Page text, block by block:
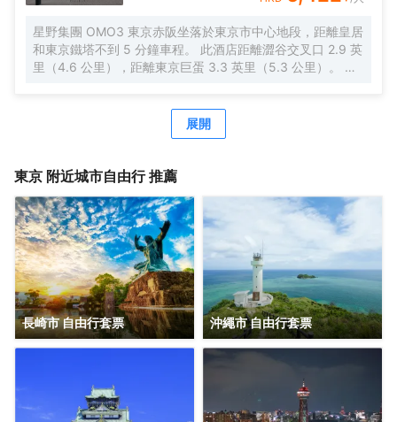
來來自視覺和味蕾的雙重感官享受。 憑着優越的位置、完善
的設施以及無微不至的專業化服務，東京新宿王子大飯店為
每一位下榻於此的賓客帶來非一般的高品質體驗。入住於
此，您的旅途也將多一份温暖、多一份感動。
星野集團 OMO3 東京赤阪坐落於東京市中心地段，距離皇居
和東京鐵塔不到 5 分鐘車程。 此酒店距離澀谷交叉口 2.9 英
里（4.6 公里），距離東京巨蛋 3.3 英里（5.3 公里）。 每
提供冰箱和液晶電視；您定能在旅途中找到家的舒適。配備
淋浴/盆浴組合的私人浴室提供浸泡浴缸和坐浴桶。便利設施
展開
東京 附近城市自由行 推薦
長崎市 自由行套票 沖繩市 自由行套票